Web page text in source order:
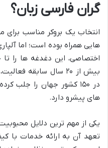
گران فارسی زبان؟
انتخاب یک بروکر مناسب برای
هایی همراه بوده است؛ اما
اختصاصی، این دغدغه ها را تا
بیش از ۲۰ سال سابقه
در ۱۵۰ کشور جهان را جلب
های پیشرو دارد.
یکی از مهم ترین دلایل
تعهد آن به ارائه خدمات با